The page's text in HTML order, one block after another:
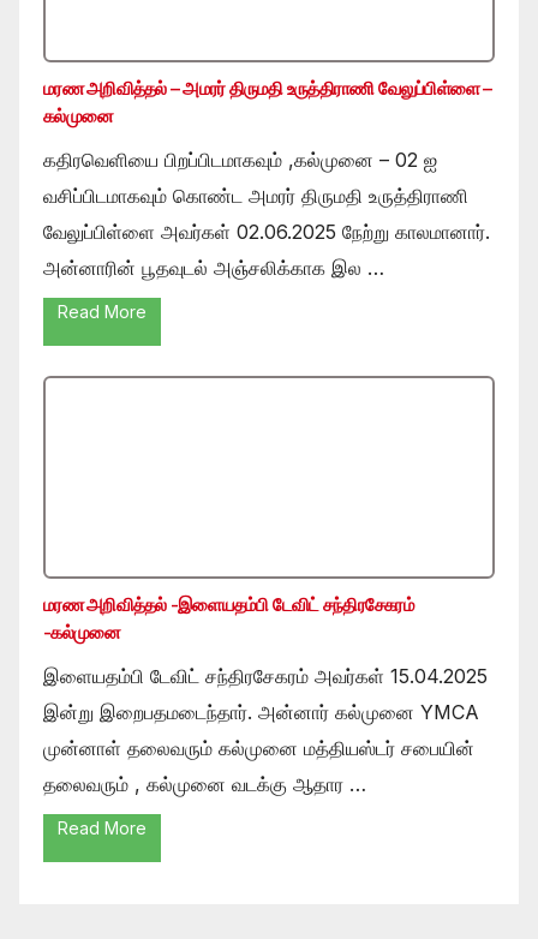
மரண அறிவித்தல் – அமரர் திருமதி உருத்திராணி வேலுப்பிள்ளை –
கல்முனை
கதிரவெளியை பிறப்பிடமாகவும் ,கல்முனை – 02 ஐ
வசிப்பிடமாகவும் கொண்ட அமரர் திருமதி உருத்திராணி
வேலுப்பிள்ளை அவர்கள் 02.06.2025 நேற்று காலமானார்.
அன்னாரின் பூதவுடல் அஞ்சலிக்காக இல …
Read More
மரண அறிவித்தல் -இளையதம்பி டேவிட் சந்திரசேகரம்
-கல்முனை
இளையதம்பி டேவிட் சந்திரசேகரம் அவர்கள் 15.04.2025
இன்று இறைபதமடைந்தார். அன்னார் கல்முனை YMCA
முன்னாள் தலைவரும் கல்முனை மத்தியஸ்டர் சபையின்
தலைவரும் , கல்முனை வடக்கு ஆதார …
Read More